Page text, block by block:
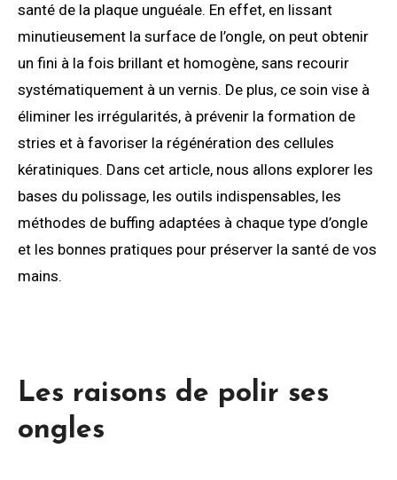
santé de la plaque unguéale. En effet, en lissant
minutieusement la surface de l’ongle, on peut obtenir
un fini à la fois brillant et homogène, sans recourir
systématiquement à un vernis. De plus, ce soin vise à
éliminer les irrégularités, à prévenir la formation de
stries et à favoriser la régénération des cellules
kératiniques. Dans cet article, nous allons explorer les
bases du polissage, les outils indispensables, les
méthodes de buffing adaptées à chaque type d’ongle
et les bonnes pratiques pour préserver la santé de vos
mains.
Les raisons de polir ses
ongles